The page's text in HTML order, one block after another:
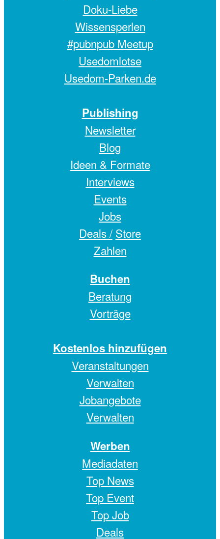
Doku-Liebe
Wissensperlen
#pubnpub Meetup
Usedomlotse
Usedom-Parken.de
Publishing
Newsletter
Blog
Ideen & Formate
Interviews
Events
Jobs
Deals / Store
Zahlen
Buchen
Beratung
Vorträge
Kostenlos hinzufügen
Veranstaltungen
Verwalten
Jobangebote
Verwalten
Werben
Mediadaten
Top News
Top Event
Top Job
Deals